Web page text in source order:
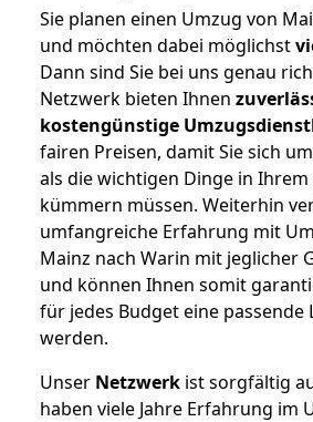
Sie planen einen Umzug von
und möchten dabei möglichst
Dann sind Sie bei uns genau
Netzwerk bieten Ihnen
kostengünstige
fairen Preisen, damit Sie sich
als die wichtigen Dinge in
kümmern müssen. Weiterhin
umfangreiche Erfahrung mit
Mainz nach Warin mit jeglicher
und können Ihnen somit
für jedes Budget eine passende
werden.
Unser Netzwerk ist sorgfältig
haben viele Jahre Erfahrung im